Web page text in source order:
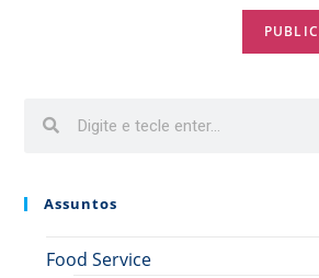
Assuntos
Food Service